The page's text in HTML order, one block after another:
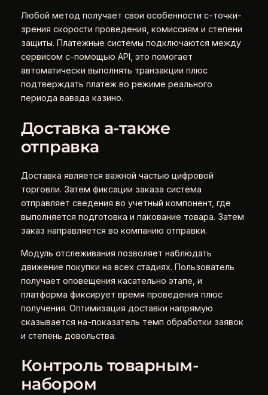
Любой метод получает свои особенности с-точки-
зрения скорости проведения, комиссиям и степени
защиты. Платежные системы подключаются между
сервисом с-помощью API, это помогает
автоматически выполнять транзакции плюс
подтверждать платеж во режиме реального
периода вавада казино.
Доставка а-также
отправка
Доставка является важной частью цифровой
торговли. Затем фиксации заказа система
отправляет сведения во учетный компонент, где
выполняется подготовка и пакование товара. Затем
заказ направляется во компанию отправки.
Модуль отслеживания позволяет наблюдать
движение покупки на всех стадиях. Пользователь
получает оповещения касательно этапе, и
платформа фиксирует время проведения плюс
получения. Оптимизация доставки напрямую
сказывается на-показатель темп обработки заявок
и степень довольства.
Контроль товарным-
набором